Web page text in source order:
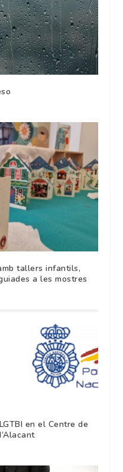
tallers infantils,
a les mostres
en el Centre de